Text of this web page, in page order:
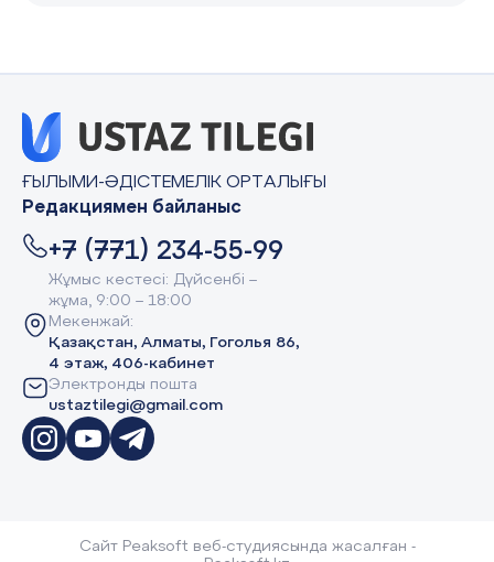
ҒЫЛЫМИ-ӘДІСТЕМЕЛІК ОРТАЛЫҒЫ
Редакциямен байланыс
+7 (771) 234-55-99
Жұмыс кестесі: Дүйсенбі –
жұма, 9:00 – 18:00
Мекенжай:
Қазақстан, Алматы, Гоголья 86,
4 этаж, 406-кабинет
Электронды пошта
ustaztilegi@gmail.com
Сайт Peaksoft веб-студиясында жасалған -